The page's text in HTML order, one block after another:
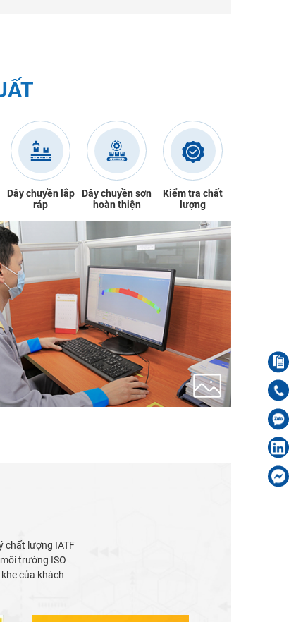
Dây chuyền lắp
ráp
Dây chuyền sơn
hoàn thiện
Kiểm tra chất
lượng
chất lượng IATF
trường ISO
của khách